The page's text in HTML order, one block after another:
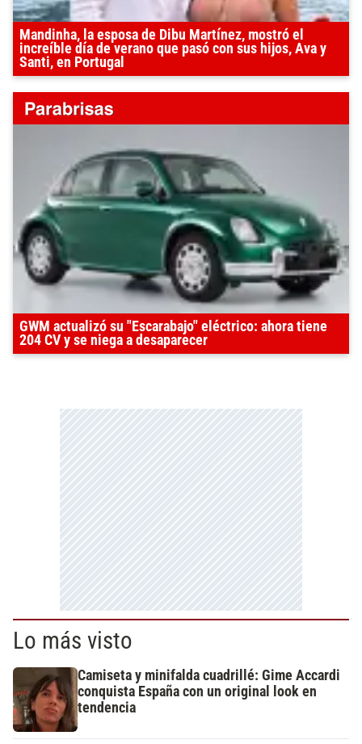
Mandinha, la esposa de Dibu Martínez, mostró el
increíble día de verano que pasó con sus hijos, Ava y
Santi, en Portugal
GWM actualizó su "Escarabajo" eléctrico: ahora tiene
204 CV y se niega a desaparecer
Lo más visto
Camiseta y minifalda cuadrillé: Gime Accardi
conquista España con un original look en
tendencia